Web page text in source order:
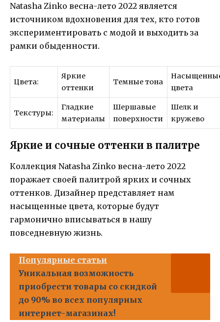
Natasha Zinko весна-лето 2022 является
источником вдохновения для тех, кто готов
экспериментировать с модой и выходить за
рамки обыденности.
Цвета:
Яркие
оттенки
Темные тона
цвета
Текстуры:
Гладкие
материалы
Шершавые
поверхности
Шелк и
кружево
Яркие и сочные оттенки в палитре
Коллекция Natasha Zinko весна-лето 2022
поражает своей палитрой ярких и сочных
оттенков. Дизайнер представляет нам
насыщенные цвета, которые будут
гармонично вписываться в нашу
повседневную жизнь.
Популярные статьи
Уникальная возможность
приобрести товары со скидкой
до 90% во всех популярных
интернет-магазинах!